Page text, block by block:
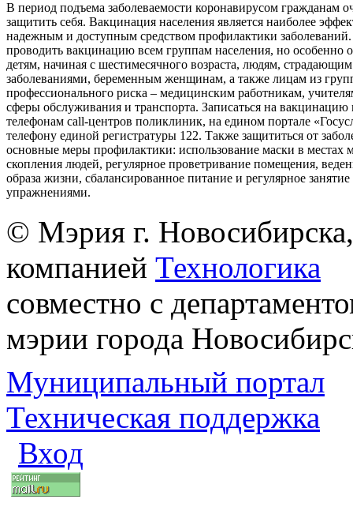
В период подъема заболеваемости коронавирусом гражданам
защитить себя. Вакцинация населения является наиболее
надежным и доступным средством профилактики заболеваний.
проводить вакцинацию всем группам населения, но особенно
детям, начиная с шестимесячного возраста, людям,
заболеваниями, беременным женщинам, а также лицам из
профессионального риска – медицинским работникам,
сферы обслуживания и транспорта. Записаться на
телефонам call-центров поликлиник, на едином портале
телефону единой регистратуры 122. Также защититься от
основные меры профилактики: использование маски в местах
скопления людей, регулярное проветривание помещения,
образа жизни, сбалансированное питание и регулярное
упражнениями.
© Мэрия г.
компанией Технологика
совместно с
мэрии города
Муниципальный портал
Техническая поддержка
Вход